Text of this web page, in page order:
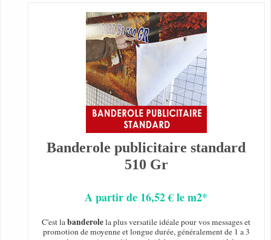
Banderole publicitaire standard
510 Gr
A partir de 16,52 € le m2*
C'est labanderolela plus versatile idéale pour vos messages et
promotion de moyenne et longue durée, généralement de 1 a 3